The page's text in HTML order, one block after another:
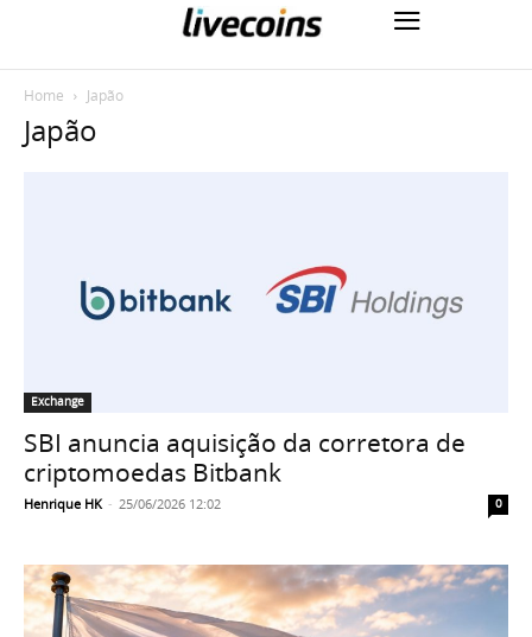
Home Japão
Japão
Exchange
SBI anuncia aquisição da corretora de
criptomoedas Bitbank
Henrique HK - 25/06/2026 12:02 0